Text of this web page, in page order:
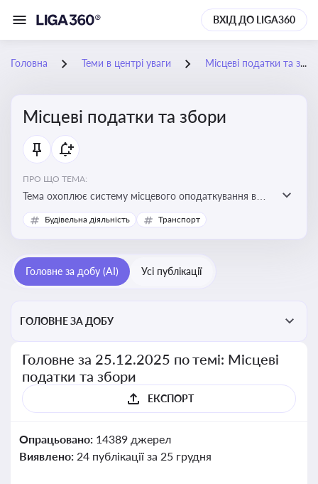
ВХІД ДО LIGA360
Головна Теми в центрі уваги Місцеві податки та збори
Місцеві податки та збори
ПРО ЩО ТЕМА:
Тема охоплює систему місцевого оподаткування в
Україні, включаючи туристичний збір, плату за
земельні ділянки, за паркування транспорту
Будівельна діяльність Транспорт
Головне за добу (AI) Усі публікації
ГОЛОВНЕ ЗА ДОБУ
Головне за 25.12.2025 по темі: Місцеві
податки та збори
ЕКСПОРТ
Опрацьовано: 14389 джерел
Виявлено: 24 публікації за 25 грудня